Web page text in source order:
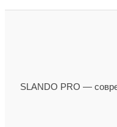
SLANDO PRO —